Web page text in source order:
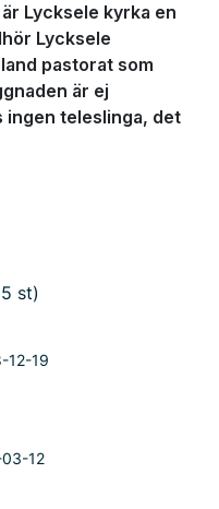
Lycksele kyrka en
Lycksele
pastorat som
är ej
ingen teleslinga, det
st)
12-19
12